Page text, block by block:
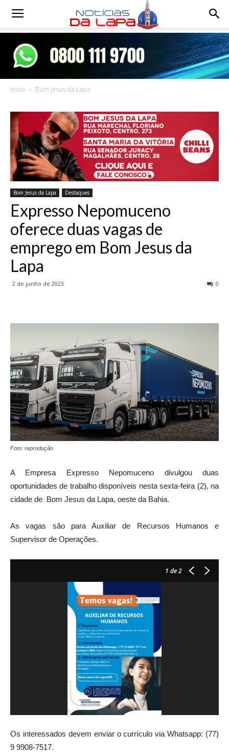
Notícias
Início Bom Jesus da Lapa
Bom Jesus da Lapa Destaques
Expresso Nepomuceno
oferece duas vagas de
emprego em Bom Jesus da
Lapa
2 de junho de 2023 0
Foto: reprodução
A Empresa Expresso Nepomuceno divulgou duas
oportunidades de trabalho disponíveis nesta sexta-feira (2), na
cidade de Bom Jesus da Lapa, oeste da Bahia.
As vagas são para Auxiliar de Recursos Humanos e
Supervisor de Operações.
1 de 2
Os interessados devem enviar o currículo via Whatsapp: (77)
9 9908-7517.